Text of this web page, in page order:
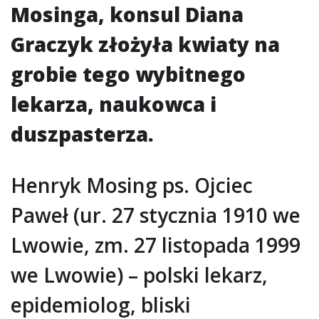
Mosinga, konsul Diana
Graczyk złożyła kwiaty na
grobie tego wybitnego
lekarza, naukowca i
duszpasterza.
Henryk Mosing ps. Ojciec
Paweł (ur. 27 stycznia 1910 we
Lwowie, zm. 27 listopada 1999
we Lwowie) – polski lekarz,
epidemiolog, bliski